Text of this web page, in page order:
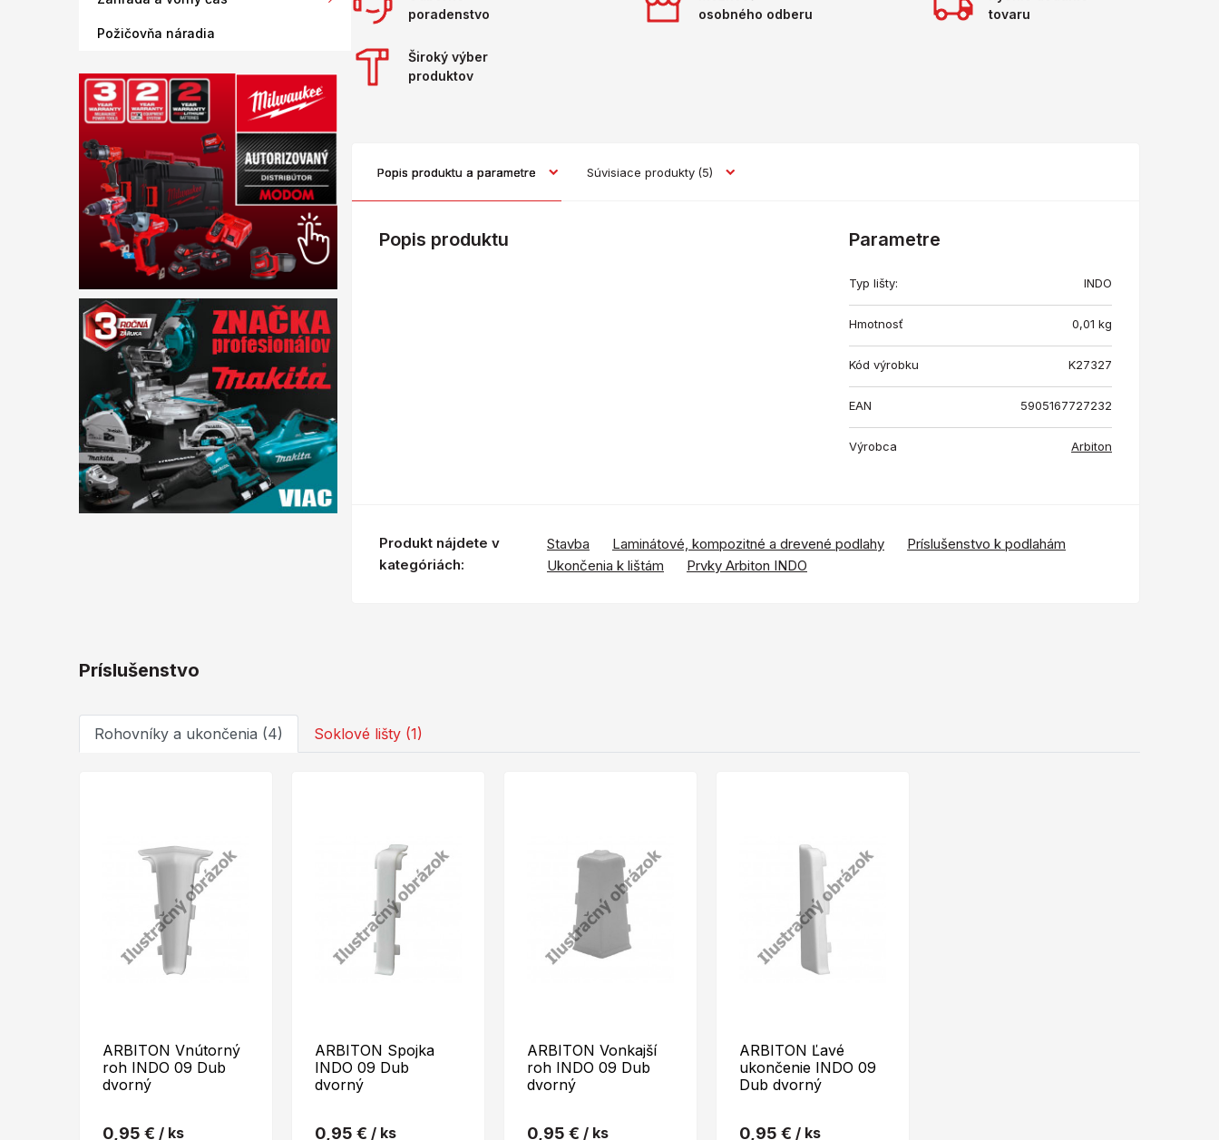
Požičovňa náradia
poradenstvo
osobného odberu
tovaru
Široký výber
produktov
Popis produktu a parametre Súvisiace produkty (5)
Popis produktu Parametre
Typ lišty: INDO
Hmotnosť 0,01 kg
Kód výrobku K27327
EAN 5905167727232
Výrobca Arbiton
Produkt nájdete v
kategóriách:
Stavba Laminátové, kompozitné a drevené podlahy
Príslušenstvo k podlahám
Ukončenia k lištám
Prvky Arbiton INDO
Príslušenstvo
Rohovníky a ukončenia (4) Soklové lišty (1)
ARBITON Vnútorný
roh INDO 09 Dub
dvorný
0,95 € / ks
ARBITON Spojka
INDO 09 Dub
dvorný
0,95 € / ks
ARBITON Vonkajší
roh INDO 09 Dub
dvorný
0,95 € / ks
ARBITON Ľavé
ukončenie INDO 09
Dub dvorný
0,95 € / ks